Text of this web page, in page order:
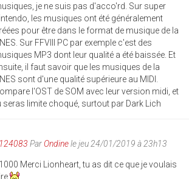
je ne suis pas d'acco'rd. Sur super
les musiques ont été généralement
pour être dans le format de musique de la
Sur FFVIII PC par exemple c'est des
MP3 dont leur qualité a été baissée. Et
il faut savoir que les musiques de la
sont d'une qualité supérieure au MIDI.
l'OST de SOM avec leur version midi, et
seras limite choqué, surtout par Dark Lich
ParOndinele jeu 24/01/2019 à 23h13
Merci Lionheart, tu as dit ce que je voulais